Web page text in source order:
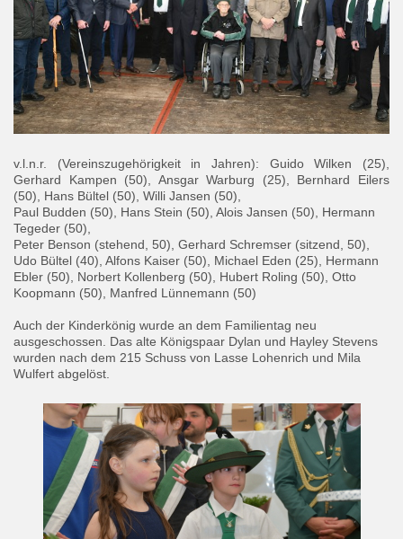
v.l.n.r. (Vereinszugehörigkeit in Jahren): Guido Wilken (25),
Gerhard Kampen (50), Ansgar Warburg (25), Bernhard Eilers
(50), Hans Bültel (50), Willi Jansen (50),
Paul Budden (50), Hans Stein (50), Alois Jansen (50), Hermann
Tegeder (50),
Peter Benson (stehend, 50), Gerhard Schremser (sitzend, 50),
Udo Bültel (40), Alfons Kaiser (50), Michael Eden (25), Hermann
Ebler (50), Norbert Kollenberg (50), Hubert Roling (50), Otto
Koopmann (50), Manfred Lünnemann (50)
Auch der Kinderkönig wurde an dem Familientag neu
ausgeschossen. Das alte Königspaar Dylan und Hayley Stevens
wurden nach dem 215 Schuss von Lasse Lohenrich und Mila
Wulfert abgelöst.